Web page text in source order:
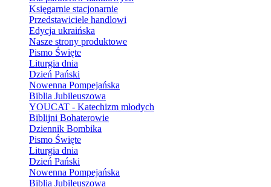
Księgarnie stacjonarnie
Przedstawiciele handlowi
Edycja ukraińska
Nasze strony produktowe
Pismo Święte
Liturgia dnia
Dzień Pański
Nowenna Pompejańska
Biblia Jubileuszowa
YOUCAT - Katechizm młodych
Biblijni Bohaterowie
Dziennik Bombika
Pismo Święte
Liturgia dnia
Dzień Pański
Nowenna Pompejańska
Biblia Jubileuszowa